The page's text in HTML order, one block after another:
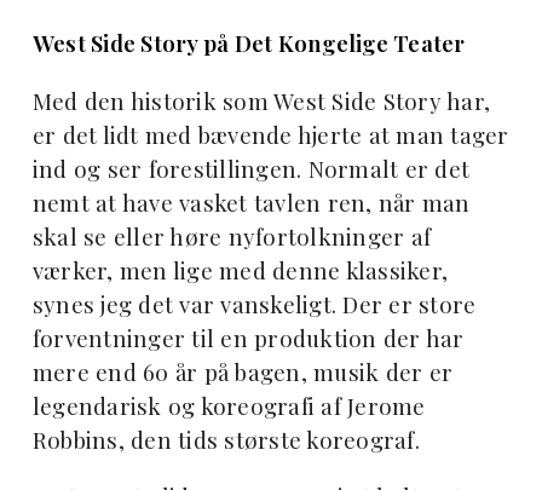
West Side Story på Det Kongelige Teater
Med den historik som West Side Story har,
er det lidt med bævende hjerte at man tager
ind og ser forestillingen. Normalt er det
nemt at have vasket tavlen ren, når man
skal se eller høre nyfortolkninger af
værker, men lige med denne klassiker,
synes jeg det var vanskeligt. Der er store
forventninger til en produktion der har
mere end 60 år på bagen, musik der er
legendarisk og koreografi af Jerome
Robbins, den tids største koreograf.